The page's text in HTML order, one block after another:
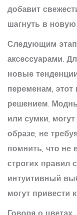
добавит
шагнуть в новую
Следующим
аксессуарами.
новые
переменам,
решением.
или сумки,
образе, не
помнить, что не
строгих правил
интуитивный
могут привести